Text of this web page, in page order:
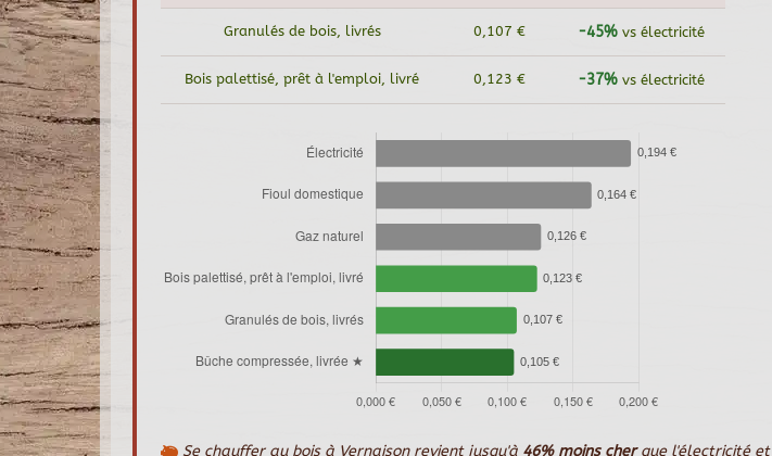
Granulés de bois, livrés 0,107 € -45%vs électricité
Bois palettisé, prêt à l'emploi, livré 0,123 € -37%vs électricité
Se chauffer au bois à Vernaison revient jusqu'à 46% moins cherque l'électricité et